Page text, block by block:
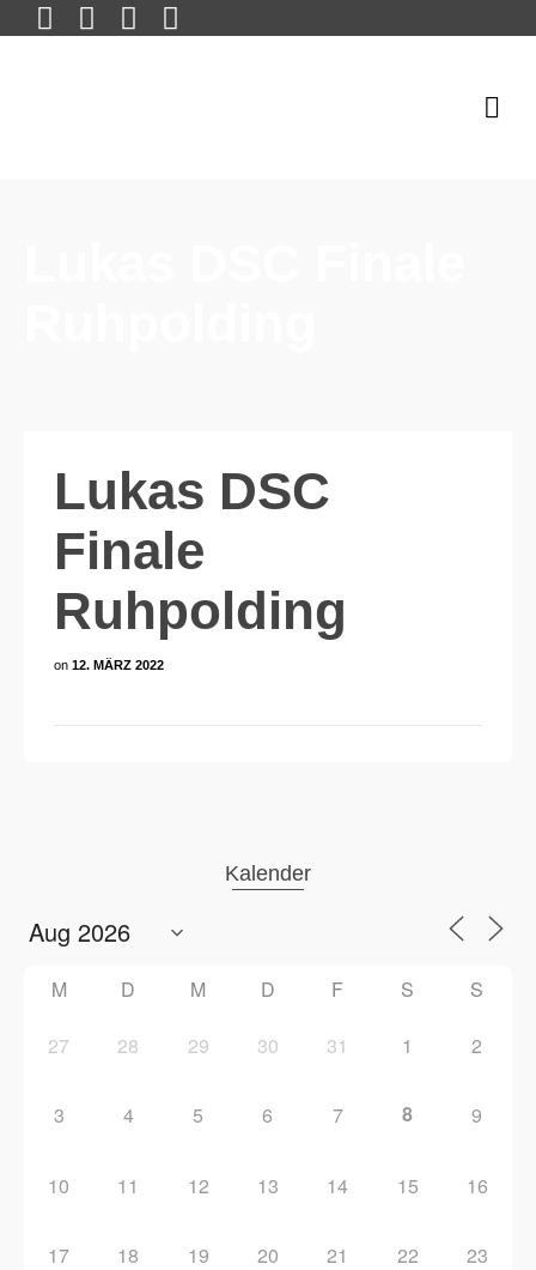
Lukas DSC
Finale
Ruhpolding
on 12. MÄRZ 2022
Kalender
M D M D F S S
27 28 29 30 31 1 2
3 4 5 6 7 8 9
10 11 12 13 14 15 16
17 18 19 20 21 22 23